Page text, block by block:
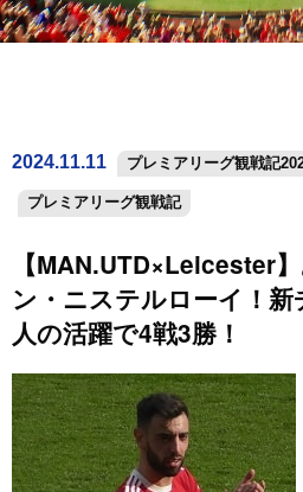
2024.11.11 プレミアリーグ観戦記
プレミアリーグ観戦記
【MAN.UTD×Leicester
ン・ニステルローイ！
人の活躍で4戦3勝！